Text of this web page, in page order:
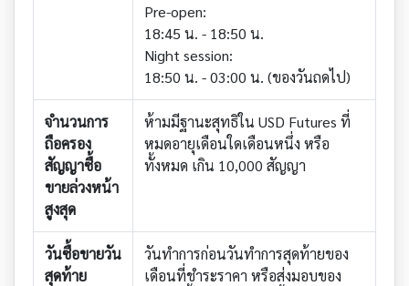
Pre-open:
18:45 น. - 18:50 น.
Night session:
18:50 น. - 03:00 น. (ของวันถดไป)
จำนวนการ
ถือครอง
สัญญาซื้อ
ขายล่วงหน้า
สูงสุด
ห้ามมีฐานะสุทธิใน USD Futures ที่
หมดอายุเดือนใดเดือนหนึ่ง หรือ
ทั้งหมด เกิน 10,000 สัญญา
วันซื้อขายวัน
สุดท้าย
วันทำการก่อนวันทำการสุดท้ายของ
เดือนที่ชำระราคา หรือส่งมอบของ